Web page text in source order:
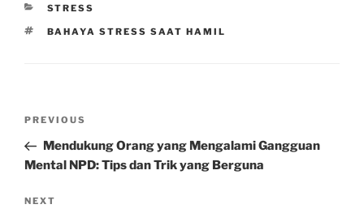
CATEGORIES
STRESS
TAGS
BAHAYA STRESS SAAT HAMIL
Previous
Post
PREVIOUS
Mendukung Orang yang Mengalami Gangguan
Mental NPD: Tips dan Trik yang Berguna
Next
NEXT